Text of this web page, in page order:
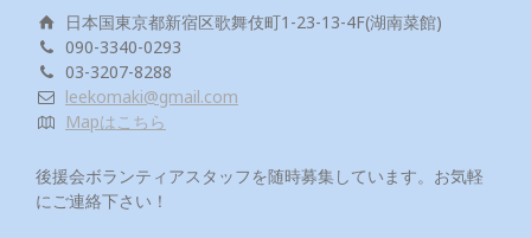
日本国東京都新宿区歌舞伎町1-23-13-4F(湖南菜館)
090-3340-0293
03-3207-8288
leekomaki@gmail.com
Mapはこちら
後援会ボランティアスタッフを随時募集しています。お気軽
にご連絡下さい！